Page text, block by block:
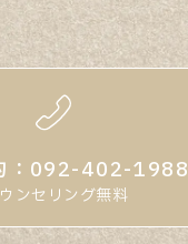
：092-402-1988
ンセリング無料